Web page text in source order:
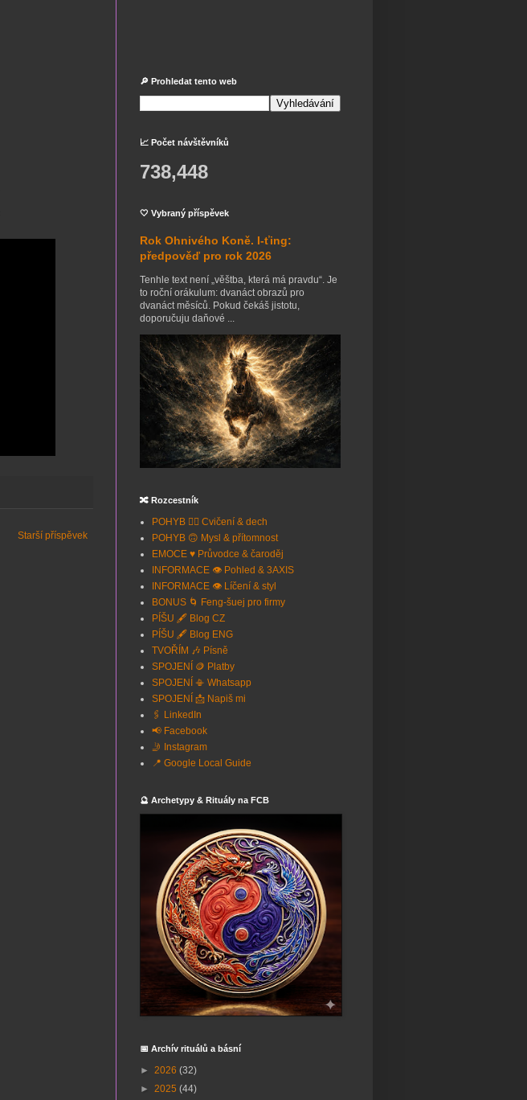
Starší příspěvek
🔎 Prohledat tento web
📈 Počet návštěvníků
738,448
🤍 Vybraný příspěvek
Rok Ohnivého Koně. I-ťing:
předpověď pro rok 2026
Tenhle text není „věštba, která má pravdu“. Je
to roční orákulum: dvanáct obrazů pro
dvanáct měsíců. Pokud čekáš jistotu,
doporučuju daňové ...
🔀 Rozcestník
POHYB 🧘‍♂️ Cvičení & dech
POHYB 🙃 Mysl & přítomnost
EMOCE ♥️ Průvodce & čaroděj
INFORMACE 👁️ Pohled & 3AXIS
INFORMACE 👁️ Líčení & styl
BONUS 🌀 Feng-šuej pro firmy
PÍŠU 🖋️ Blog CZ
PÍŠU 🖋️ Blog ENG
TVOŘÍM 🎶 Písně
SPOJENÍ 🪙 Platby
SPOJENÍ 📳 Whatsapp
SPOJENÍ 📩 Napiš mi
🖇️ LinkedIn
📢 Facebook
🤳 Instagram
📍 Google Local Guide
🔮 Archetypy & Rituály na FCB
📅 Archív rituálů a básní
► 2026 (32)
► 2025 (44)